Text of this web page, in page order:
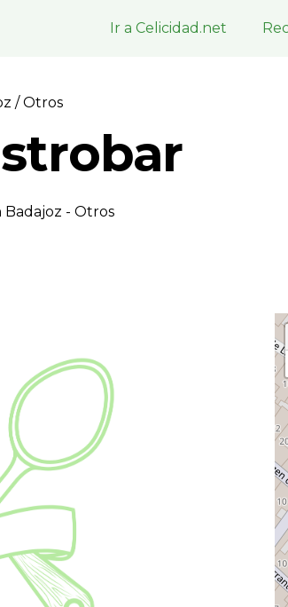
Ir a Celicidad.net
/ Otros
- Otros